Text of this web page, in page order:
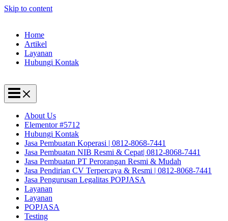
Skip to content
Home
Artikel
Layanan
Hubungi Kontak
About Us
Elementor #5712
Hubungi Kontak
Jasa Pembuatan Koperasi | 0812-8068-7441
Jasa Pembuatan NIB Resmi & Cepat| 0812-8068-7441
Jasa Pembuatan PT Perorangan Resmi & Mudah
Jasa Pendirian CV Terpercaya & Resmi | 0812-8068-7441
Jasa Pengurusan Legalitas POPJASA
Layanan
Layanan
POPJASA
Testing